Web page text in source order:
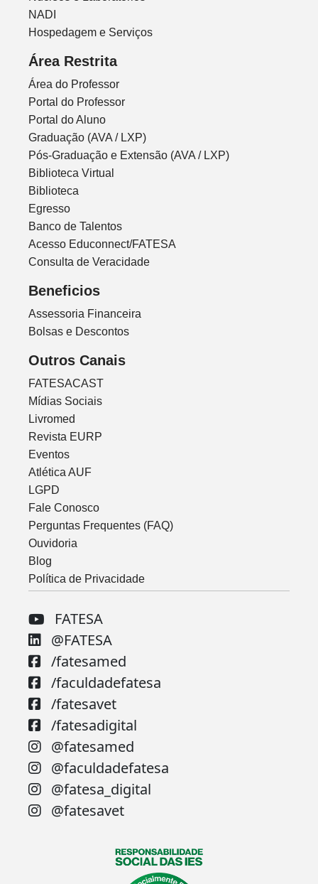
NADI
Hospedagem e Serviços
Área Restrita
Área do Professor
Portal do Professor
Portal do Aluno
Graduação (AVA / LXP)
Pós-Graduação e Extensão (AVA / LXP)
Biblioteca Virtual
Biblioteca
Egresso
Banco de Talentos
Acesso Educonnect/FATESA
Consulta de Veracidade
Beneficios
Assessoria Financeira
Bolsas e Descontos
Outros Canais
FATESACAST
Mídias Sociais
Livromed
Revista EURP
Eventos
Atlética AUF
LGPD
Fale Conosco
Perguntas Frequentes (FAQ)
Ouvidoria
Blog
Política de Privacidade
FATESA
@FATESA
/fatesamed
/faculdadefatesa
/fatesavet
/fatesadigital
@fatesamed
@faculdadefatesa
@fatesa_digital
@fatesavet